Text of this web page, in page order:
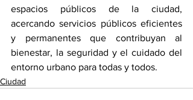
espacios públicos de la ciudad,
acercando servicios públicos eficientes
y permanentes que contribuyan al
bienestar, la seguridad y el cuidado del
entorno urbano para todas y todos.
Ciudad